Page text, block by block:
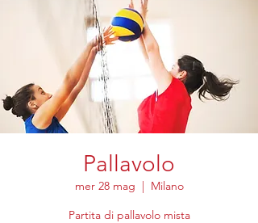
Pallavolo
mer 28 mag
  |
Milano
Partita di pallavolo mista